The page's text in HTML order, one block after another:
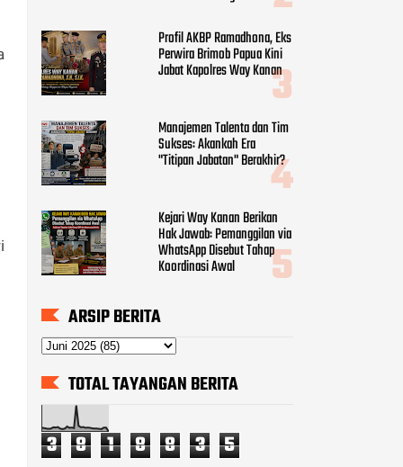
Profil AKBP Ramadhona, Eks
Perwira Brimob Papua Kini
Jabat Kapolres Way Kanan
Manajemen Talenta dan Tim
Sukses: Akankah Era
"Titipan Jabatan" Berakhir?
Kejari Way Kanan Berikan
Hak Jawab: Pemanggilan via
WhatsApp Disebut Tahap
Koordinasi Awal
ARSIP BERITA
TOTAL TAYANGAN BERITA
3 8 1 8 8 3 5